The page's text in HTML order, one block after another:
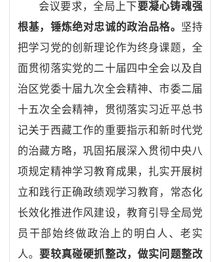
会议要求，全局上下要凝心铸魂强
根基，锤炼绝对忠诚的政治品格。 坚持
把学习党的创新理论作为终身课题，全
面贯彻落实党的二十届四中全会以及自
治区党委十届九次全会精神、市委二届
十五次全会精神， 贯彻落实习近平总书
记关于西藏工作的重要指示和新时代党
的治藏方略，巩固拓展深入贯彻中央八
项规定精神学习教育成果， 扎实开展树
立和践行正确政绩观学习教育， 常态化
长效化推进作风建设，教育引导全局党
员干部始终做政治上的明白人、老实
人。 要较真碰硬抓整改，做实问题整改